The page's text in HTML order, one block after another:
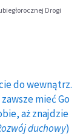
Drogi
do wewnątrz.
mieć Go
aż znajdzie
duchowy)